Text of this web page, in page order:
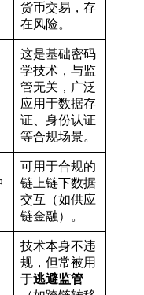
货币交易，存
在风险。
这是基础密码
学技术，与监
管无关，广泛
应用于数据存
证、身份认证
等合规场景。
可用于合规的
链上链下数据
交互（如供应
链金融）。
技术本身不违
规，但常被用
于逃避监管